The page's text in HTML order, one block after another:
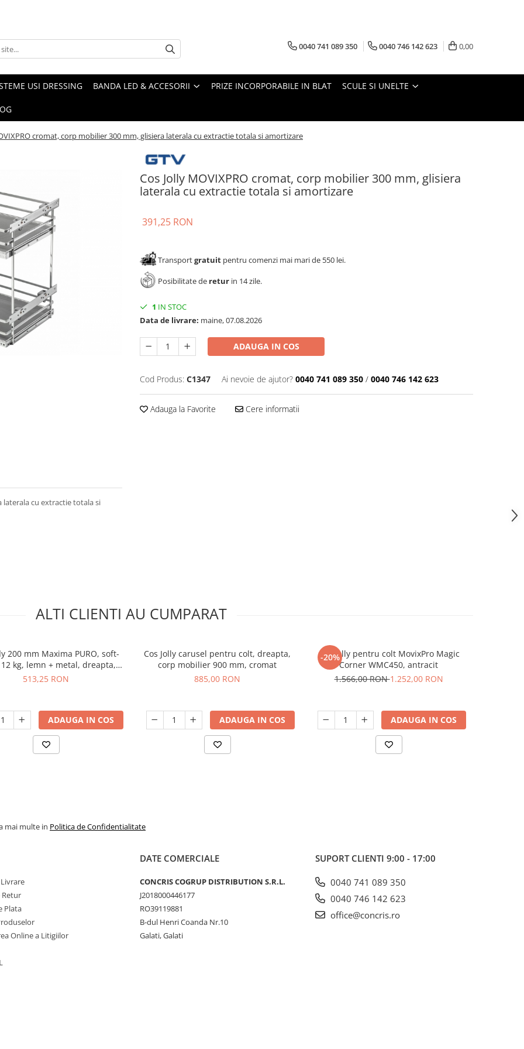
0040 741 089 350 0040 746 142 623 0,00
USI DRESSING BANDA LED & ACCESORII PRIZE INCORPORABILE IN BLAT SCULE SI UNELTE
cromat, corp mobilier 300 mm, glisiera laterala cu extractie totala si amortizare
Cos Jolly MOVIXPRO cromat, corp mobilier 300 mm, glisiera
laterala cu extractie totala si amortizare
391,25 RON
Transportgratuit pentru comenzi mai mari de 550 lei.
Posibilitate de retur in 14 zile.
1 IN STOC
Data de livrare: maine, 07.08.2026
ADAUGA IN COS
Cod Produs: C1347 Ai nevoie de ajutor? 0040 741 089 350 / 0040 746 142 623
Adauga la Favorite Cere informatii
laterala cu extractie totala si
ALTI CLIENTI AU CUMPARAT
200 mm Maxima PURO, soft-
kg, lemn + metal, dreapta,
negru mat
513,25 RON
ADAUGA IN COS
Cos Jolly carusel pentru colt, dreapta,
corp mobilier 900 mm, cromat
885,00 RON
ADAUGA IN COS
-20%
Cos jolly pentru colt MovixPro Magic
Corner WMC450, antracit
1.566,00 RON1.252,00 RON
ADAUGA IN COS
mai multe in Politica de Confidentialitate
Retur
Plata
Online a Litigiilor
DATE COMERCIALE
CONCRIS COGRUP DISTRIBUTION S.R.L.
J2018000446177
RO39119881
B-dul Henri Coanda Nr.10
Galati, Galati
SUPORT CLIENTI 9:00 - 17:00
0040 741 089 350
0040 746 142 623
office@concris.ro